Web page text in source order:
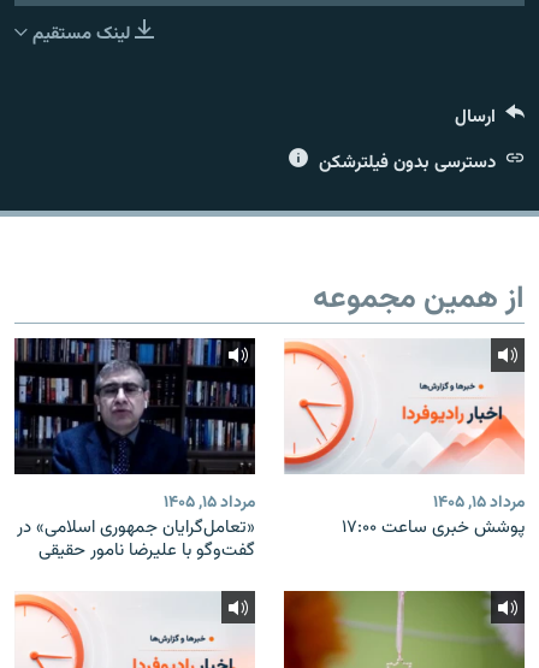
لینک مستقیم
ارسال
دسترسی بدون فیلترشکن
از همین مجموعه
مرداد ۱۵, ۱۴۰۵
پوشش خبری ساعت ۱۷:۰۰
مرداد ۱۵, ۱۴۰۵
«تعامل‌گرایان جمهوری اسلامی» در
گفت‌وگو با علیرضا نامور حقیقی